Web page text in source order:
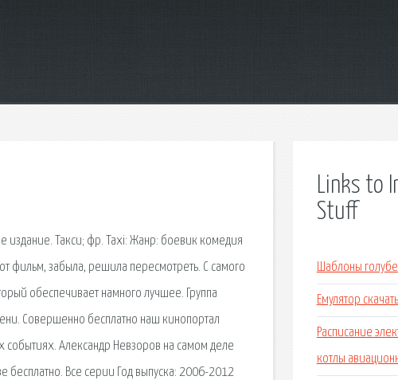
издание. Такси; фр. Taxi: Жанр: боевик комедия
фильм, забыла, решила пересмотреть. С самого
обеспечивает намного лучшее. Группа
Совершенно бесплатно наш кинопортал
событиях. Александр Невзоров на самом деле
бесплатно. Все серии Год выпуска: 2006-2012
Links to
Stuff
Шаблоны
Емулятор скачать
Расписание
котлы